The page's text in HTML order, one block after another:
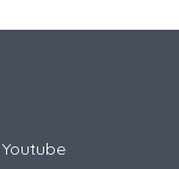
Youtube